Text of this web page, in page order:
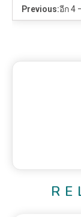
Previous:อีก 4